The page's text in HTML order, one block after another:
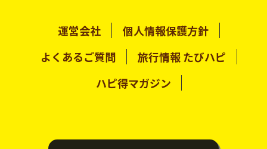
運営会社
個人情報保護方針
よくあるご質問
旅行情報 たびハピ
ハピ得マガジン